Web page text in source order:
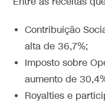
Contribuição
alta de 36,7%;
Imposto sobre
aumento de
Royalties e